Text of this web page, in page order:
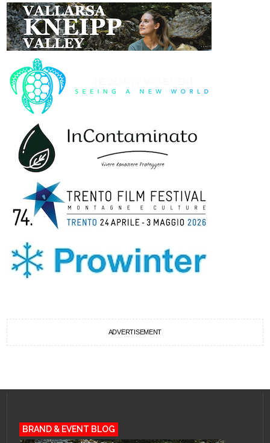
ADVERTISEMENT
BRAND & EVENT BLOG